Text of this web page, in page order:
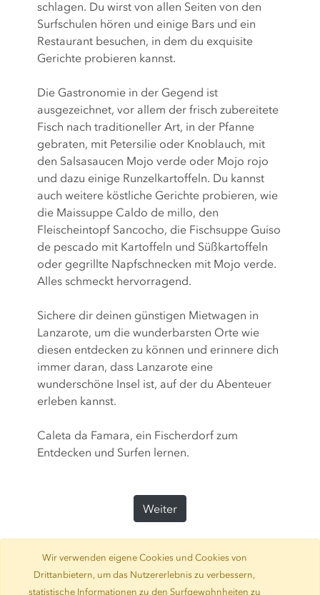
schlagen. Du wirst von allen Seiten von den
Surfschulen hören und einige Bars und ein
Restaurant besuchen, in dem du exquisite
Gerichte probieren kannst.
Die Gastronomie in der Gegend ist
ausgezeichnet, vor allem der frisch zubereitete
Fisch nach traditioneller Art, in der Pfanne
gebraten, mit Petersilie oder Knoblauch, mit
den Salsasaucen Mojo verde oder Mojo rojo
und dazu einige Runzelkartoffeln. Du kannst
auch weitere köstliche Gerichte probieren, wie
die Maissuppe Caldo de millo, den
Fleischeintopf Sancocho, die Fischsuppe Guiso
de pescado mit Kartoffeln und Süßkartoffeln
oder gegrillte Napfschnecken mit Mojo verde.
Alles schmeckt hervorragend.
Sichere dir deinen günstigen Mietwagen in
Lanzarote, um die wunderbarsten Orte wie
diesen entdecken zu können und erinnere dich
immer daran, dass Lanzarote eine
wunderschöne Insel ist, auf der du Abenteuer
erleben kannst.
Caleta da Famara, ein Fischerdorf zum
Entdecken und Surfen lernen.
Weiter
Wir verwenden eigene Cookies und Cookies von
Drittanbietern, um das Nutzererlebnis zu verbessern,
statistische Informationen zu den Surfgewohnheiten zu